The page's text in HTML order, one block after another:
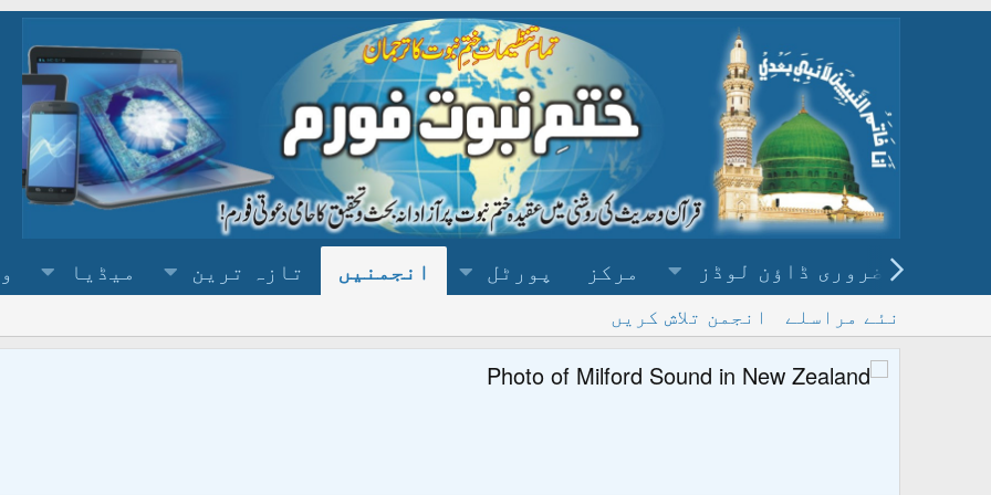
ضروری ڈاؤن لوڈز مرکز پورٹل انجمنیں تازہ ترین میڈیا
نئے مراسلے انجمن تلاش کریں